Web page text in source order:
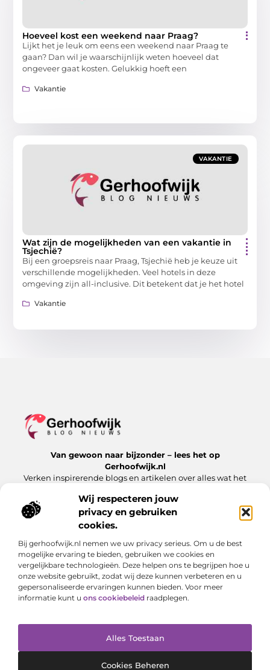
Wij respecteren jouw
privacy en gebruiken
cookies.
Bij gerhoofwijk.nl nemen we uw privacy serieus. Om u de best
mogelijke ervaring te bieden, gebruiken we cookies en
vergelijkbare technologieën. Deze helpen ons te begrijpen hoe u
onze website gebruikt, zodat wij deze kunnen verbeteren en u
gepersonaliseerde ervaringen kunnen bieden. Voor meer
informatie kunt u ons cookiebeleid raadplegen.
Alles Toestaan
Cookies Beheren
Hoeveel kost een weekend naar Praag?
Lijkt het je leuk om eens een weekend naar Praag te
gaan? Dan wil je waarschijnlijk weten hoeveel dat
ongeveer gaat kosten. Gelukkig hoeft een
Vakantie
VAKANTIE
Wat zijn de mogelijkheden van een vakantie in
Tsjechië?
Bij een groepsreis naar Praag, Tsjechië heb je keuze uit
verschillende mogelijkheden. Veel hotels in deze
omgeving zijn all-inclusive. Dit betekent dat je het hotel
Vakantie
Van gewoon naar bijzonder – lees het op
Gerhoofwijk.nl
Verken inspirerende blogs en artikelen over alles wat het
Bericht categorie
Onze informatie
Cookiebeleid (EU)
@2025 www.gerhoofwijk.nl. All Right Reserved.